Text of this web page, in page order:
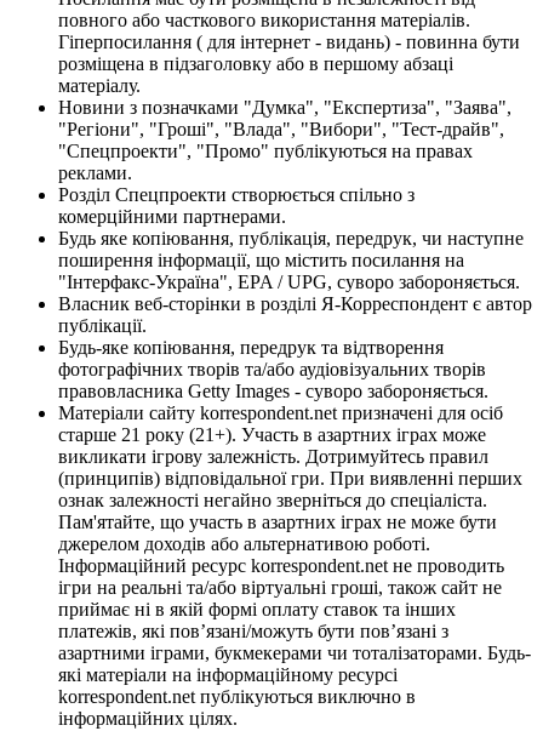
повного або часткового використання матеріалів.
Гіперпосилання ( для інтернет - видань) - повинна бути
розміщена в підзаголовку або в першому абзаці
матеріалу.
Новини з позначками "Думка", "Експертиза", "Заява",
"Регіони", "Гроші", "Влада", "Вибори", "Тест-драйв",
"Спецпроекти", "Промо" публікуються на правах
реклами.
Розділ Спецпроекти створюється спільно з
комерційними партнерами.
Будь яке копіювання, публікація, передрук, чи наступне
поширення інформації, що містить посилання на
"Інтерфакс-Україна", EPA / UPG, суворо забороняється.
Власник веб-сторінки в розділі Я-Корреспондент є автор
публікації.
Будь-яке копіювання, передрук та відтворення
фотографічних творів та/або аудіовізуальних творів
правовласника Getty Images - суворо забороняється.
Матеріали сайту korrespondent.net призначені для осіб
старше 21 року (21+). Участь в азартних іграх може
викликати ігрову залежність. Дотримуйтесь правил
(принципів) відповідальної гри. При виявленні перших
ознак залежності негайно зверніться до спеціаліста.
Пам'ятайте, що участь в азартних іграх не може бути
джерелом доходів або альтернативою роботі.
Інформаційний ресурс korrespondent.net не проводить
ігри на реальні та/або віртуальні гроші, також сайт не
приймає ні в якій формі оплату ставок та інших
платежів, які пов’язані/можуть бути пов’язані з
азартними іграми, букмекерами чи тоталізаторами. Будь-
які матеріали на інформаційному ресурсі
korrespondent.net публікуються виключно в
інформаційних цілях.